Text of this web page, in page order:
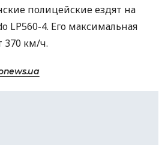
полицейские ездят на
LP560-4. Его максимальная
370 км/ч.